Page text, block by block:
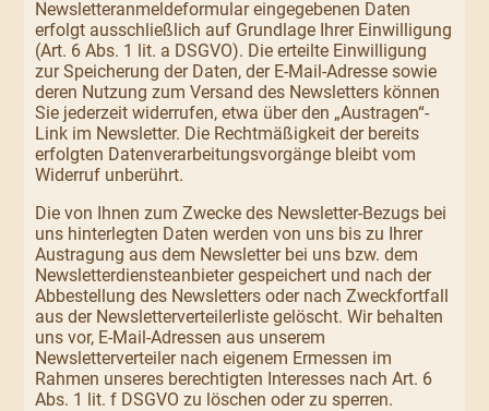
Newsletteranmeldeformular eingegebenen Daten
erfolgt ausschließlich auf Grundlage Ihrer Einwilligung
(Art. 6 Abs. 1 lit. a DSGVO). Die erteilte Einwilligung
zur Speicherung der Daten, der E-Mail-Adresse sowie
deren Nutzung zum Versand des Newsletters können
Sie jederzeit widerrufen, etwa über den „Austragen“-
Link im Newsletter. Die Rechtmäßigkeit der bereits
erfolgten Datenverarbeitungsvorgänge bleibt vom
Widerruf unberührt.
Die von Ihnen zum Zwecke des Newsletter-Bezugs bei
uns hinterlegten Daten werden von uns bis zu Ihrer
Austragung aus dem Newsletter bei uns bzw. dem
Newsletterdiensteanbieter gespeichert und nach der
Abbestellung des Newsletters oder nach Zweckfortfall
aus der Newsletterverteilerliste gelöscht. Wir behalten
uns vor, E-Mail-Adressen aus unserem
Newsletterverteiler nach eigenem Ermessen im
Rahmen unseres berechtigten Interesses nach Art. 6
Abs. 1 lit. f DSGVO zu löschen oder zu sperren.